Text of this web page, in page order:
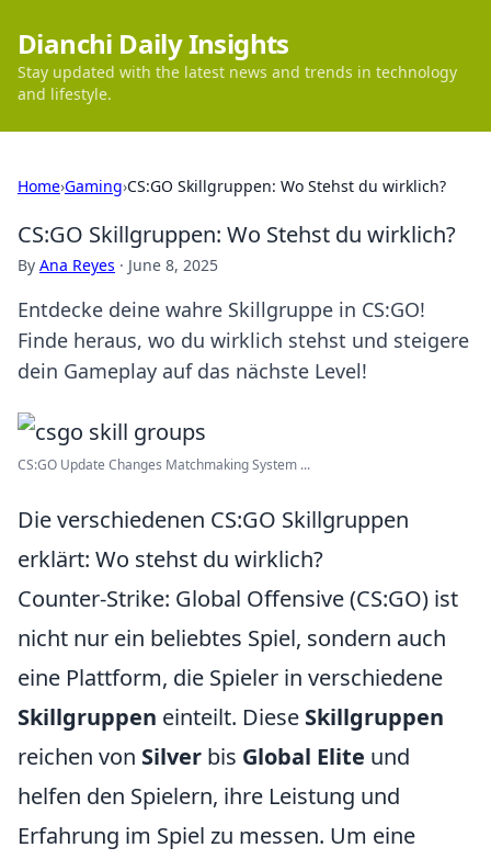
Dianchi Daily Insights
Stay updated with the latest news and trends in technology
and lifestyle.
Home›Gaming›CS:GO Skillgruppen: Wo Stehst du wirklich?
CS:GO Skillgruppen: Wo Stehst du wirklich?
By Ana Reyes · June 8, 2025
Entdecke deine wahre Skillgruppe in CS:GO!
Finde heraus, wo du wirklich stehst und steigere
dein Gameplay auf das nächste Level!
CS:GO Update Changes Matchmaking System ...
Die verschiedenen CS:GO Skillgruppen
erklärt: Wo stehst du wirklich?
Counter-Strike: Global Offensive (CS:GO) ist
nicht nur ein beliebtes Spiel, sondern auch
eine Plattform, die Spieler in verschiedene
Skillgruppen einteilt. Diese Skillgruppen
reichen von Silver bis Global Elite und
helfen den Spielern, ihre Leistung und
Erfahrung im Spiel zu messen. Um eine